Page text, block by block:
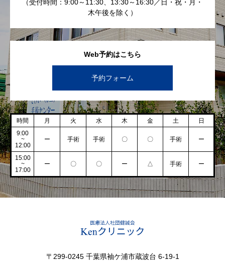
Web予約はこちら
予約フォーム
（受付時間：9:00～11:30、13:30～16:30／日・祝・月・
木午後を除く）
時間 月 火 水 木 金 土
日
9:00
~
12:00
ー 手術 手術 〇 〇 手術 ー
15:00
~
17:00
ー 〇 〇 ー △ 手術 ー
〒299-0245 千葉県袖ケ浦市蔵波台 6-19-1